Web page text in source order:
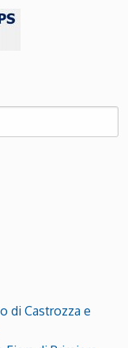
di Castrozza e